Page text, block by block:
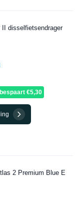
II disselfietsendrager
€5,30
2 Premium Blue E